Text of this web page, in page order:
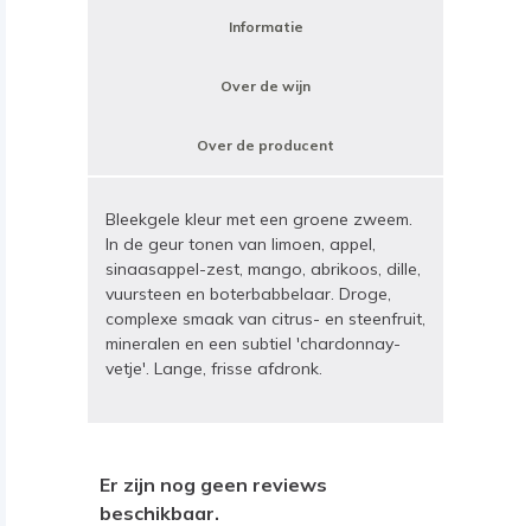
Informatie
Over de wijn
Over de producent
Bleekgele kleur met een groene zweem.
In de geur tonen van limoen, appel,
sinaasappel-zest, mango, abrikoos, dille,
vuursteen en boterbabbelaar. Droge,
complexe smaak van citrus- en steenfruit,
mineralen en een subtiel 'chardonnay-
vetje'. Lange, frisse afdronk.
Er zijn nog geen reviews
beschikbaar.